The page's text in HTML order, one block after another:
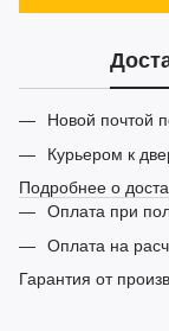
Новой почтой
Курьером к
Подробнее о
Оплата при
Оплата на
Гарантия от